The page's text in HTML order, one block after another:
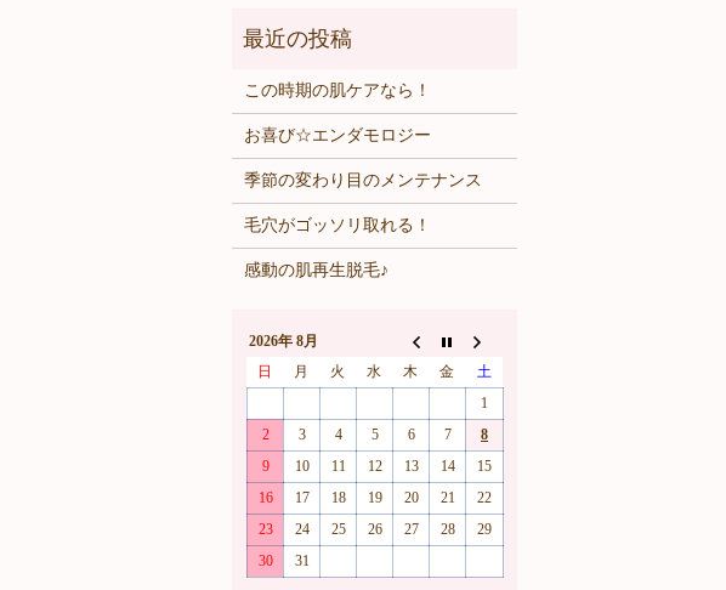
この時期の肌ケアなら！
お喜び☆エンダモロジー
季節の変わり目のメンテナンス
毛穴がゴッソリ取れる！
感動の肌再生脱毛♪
2026年 8月
日
月 火 水 木 金
土
1
2
3 4 5 6 7
8
9
10 11 12 13 14
15
16
17 18 19 20 21
22
23
24 25 26 27 28
29
30
31